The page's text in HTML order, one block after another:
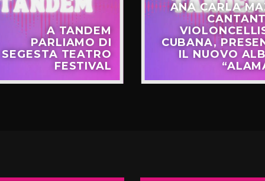
A TANDEM
PARLIAMO DI
SEGESTA TEATRO
FESTIVAL
ANA CARLA
CUBANA,
IL NUOVO